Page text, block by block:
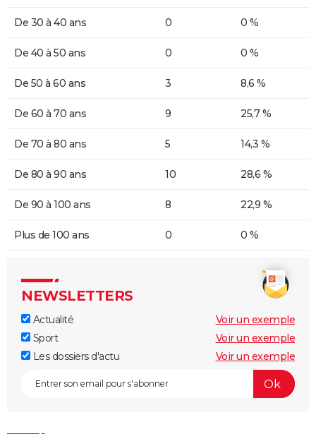
De 30 à 40 ans 0 0 %
De 40 à 50 ans 0 0 %
De 50 à 60 ans 3 8,6 %
De 60 à 70 ans 9 25,7 %
De 70 à 80 ans 5 14,3 %
De 80 à 90 ans 10 28,6 %
De 90 à 100 ans 8 22,9 %
Plus de 100 ans 0 0 %
NEWSLETTERS
Actualité
Voir un exemple
Sport
Voir un exemple
Les dossiers d'actu
Voir un exemple